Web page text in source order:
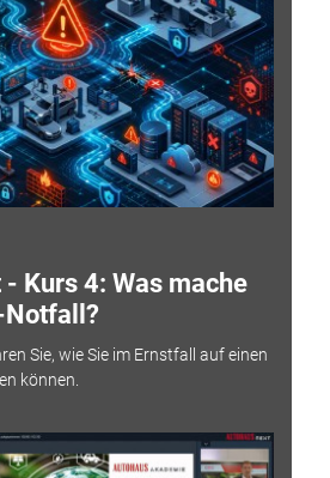
Kurs 4: Was mache
Notfall?
Sie, wie Sie im Ernstfall auf einen
können.